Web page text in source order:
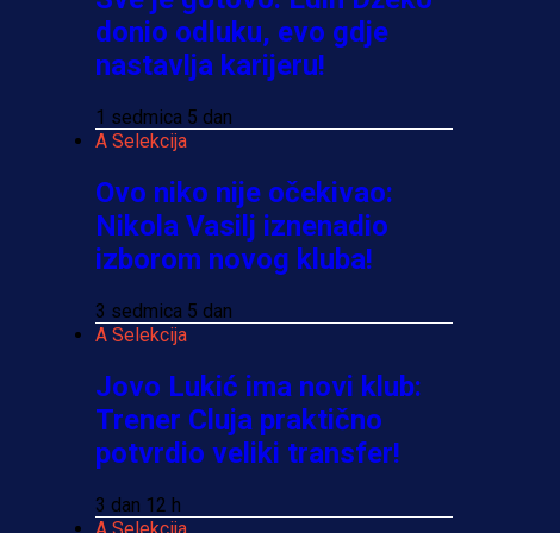
donio odluku, evo gdje
nastavlja karijeru!
1 sedmica 5 dan
A Selekcija
Ovo niko nije očekivao:
Nikola Vasilj iznenadio
izborom novog kluba!
3 sedmica 5 dan
A Selekcija
Jovo Lukić ima novi klub:
Trener Cluja praktično
potvrdio veliki transfer!
3 dan 12 h